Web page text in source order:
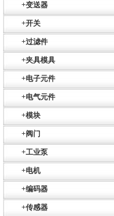
+变送器
+开关
+过滤件
+夹具模具
+电子元件
+电气元件
+模块
+阀门
+工业泵
+电机
+编码器
+传感器
5BA00-0AA0
Maschinen-
OptoPrecision